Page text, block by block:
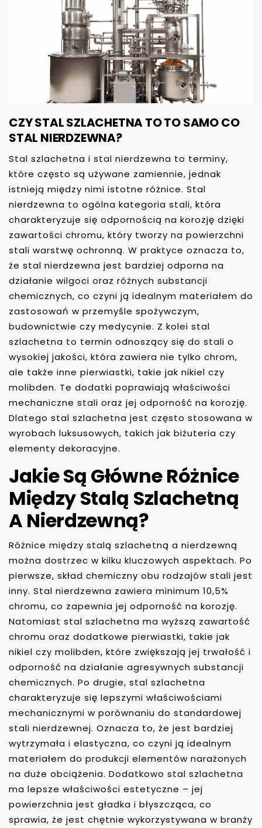
CZY STAL SZLACHETNA TO TO SAMO CO
STAL NIERDZEWNA?
Stal szlachetna i stal nierdzewna to terminy,
które często są używane zamiennie, jednak
istnieją między nimi istotne różnice. Stal
nierdzewna to ogólna kategoria stali, która
charakteryzuje się odpornością na korozję dzięki
zawartości chromu, który tworzy na powierzchni
stali warstwę ochronną. W praktyce oznacza to,
że stal nierdzewna jest bardziej odporna na
działanie wilgoci oraz różnych substancji
chemicznych, co czyni ją idealnym materiałem do
zastosowań w przemyśle spożywczym,
budownictwie czy medycynie. Z kolei stal
szlachetna to termin odnoszący się do stali o
wysokiej jakości, która zawiera nie tylko chrom,
ale także inne pierwiastki, takie jak nikiel czy
molibden. Te dodatki poprawiają właściwości
mechaniczne stali oraz jej odporność na korozję.
Dlatego stal szlachetna jest często stosowana w
wyrobach luksusowych, takich jak biżuteria czy
elementy dekoracyjne.
Jakie Są Główne Różnice
Między Stalą Szlachetną
A Nierdzewną?
Różnice między stalą szlachetną a nierdzewną
można dostrzec w kilku kluczowych aspektach. Po
pierwsze, skład chemiczny obu rodzajów stali jest
inny. Stal nierdzewna zawiera minimum 10,5%
chromu, co zapewnia jej odporność na korozję.
Natomiast stal szlachetna ma wyższą zawartość
chromu oraz dodatkowe pierwiastki, takie jak
nikiel czy molibden, które zwiększają jej trwałość i
odporność na działanie agresywnych substancji
chemicznych. Po drugie, stal szlachetna
charakteryzuje się lepszymi właściwościami
mechanicznymi w porównaniu do standardowej
stali nierdzewnej. Oznacza to, że jest bardziej
wytrzymała i elastyczna, co czyni ją idealnym
materiałem do produkcji elementów narażonych
na duże obciążenia. Dodatkowo stal szlachetna
ma lepsze właściwości estetyczne – jej
powierzchnia jest gładka i błyszcząca, co
sprawia, że jest chętnie wykorzystywana w branży